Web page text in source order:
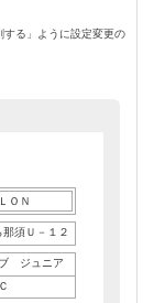
る」ように設定変更の
ＯＮ
須Ｕ－１２
ジュニア